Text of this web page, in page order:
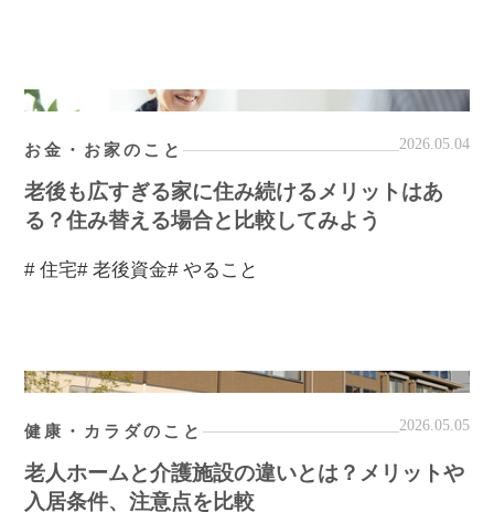
お金・お家のこと 2026.05.04
老後も広すぎる家に住み続けるメリットはあ
る？住み替える場合と比較してみよう
# 住宅# 老後資金# やること
健康・カラダのこと 2026.05.05
老人ホームと介護施設の違いとは？メリットや
入居条件、注意点を比較